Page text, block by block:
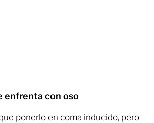
enfrenta con oso
ponerlo en coma inducido, pero